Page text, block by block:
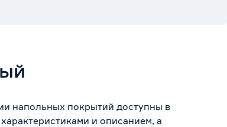
напольных покрытий доступны в
и описанием, а